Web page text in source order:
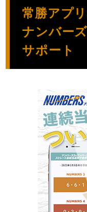
常勝アプ
ナンバー
サポート